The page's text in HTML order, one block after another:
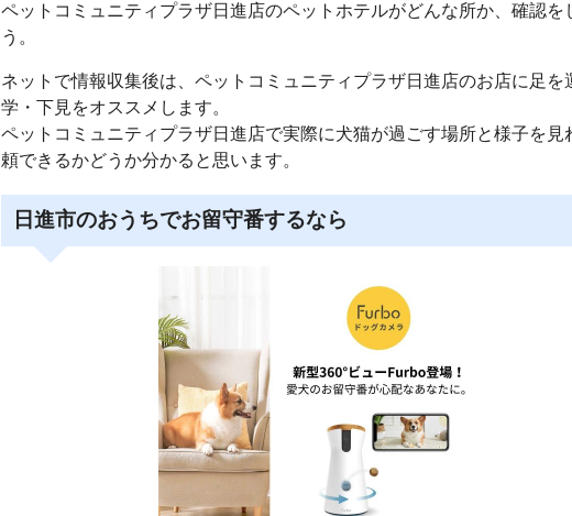
ペットコミュニティプラザ日進店のペットホテルがどんな所か、確認を
う。
ネットで情報収集後は、ペットコミュニティプラザ日進店のお店に足を
学・下見をオススメします。
ペットコミュニティプラザ日進店で実際に犬猫が過ごす場所と様子を見
頼できるかどうか分かると思います。
日進市のおうちでお留守番するなら